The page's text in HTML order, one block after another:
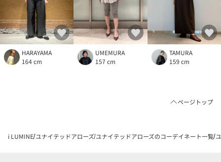
HARAYAMA
164 cm
UMEMURA
157 cm
TAMURA
159 cm
ページトップ
i LUMINE ユナイテッドアローズ ユナイテッドアローズのコーデイネート一覧